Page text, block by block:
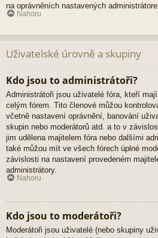
na oprávněních nastavených
Nahoru
Uživatelské úrovně a skupiny
Kdo jsou to administrátoři?
Administrátoři jsou uživatelé fóra, kteří
celým fórem. Tito členové můžou
včetně nastavení oprávnění, banování
skupin nebo moderátorů atd. a to v
jim udělena majitelem fóra nebo dalšími
také můžou mít ve všech fórech úplné
závislosti na nastavení provedeném
administrátory.
Nahoru
Kdo jsou to moderátoři?
Moderátoři jsou uživatelé (nebo skupiny